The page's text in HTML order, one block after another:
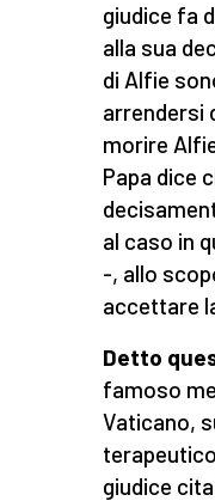
giudice fa
alla sua
di Alfie
arrendersi
morire
Papa dice
al caso in
-, allo
accettare
Detto
famoso
Vaticano,
giudice